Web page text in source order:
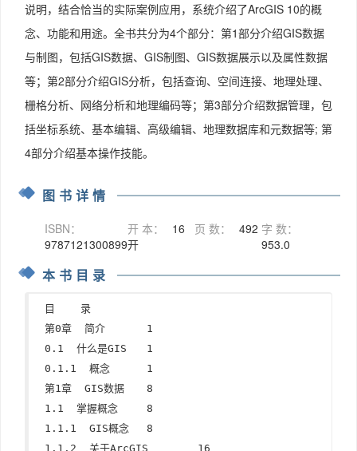
说明，结合恰当的实际案例应用，系统介绍了ArcGIS 10的概
念、功能和用途。全书共分为4个部分：第1部分介绍GIS数据
与制图，包括GIS数据、GIS制图、GIS数据展示以及属性数据
等；第2部分介绍GIS分析，包括查询、空间连接、地理处理、
栅格分析、网络分析和地理编码等；第3部分介绍数据管理，包
括坐标系统、基本编辑、高级编辑、地理数据库和元数据等; 第
4部分介绍基本操作技能。
图书详情
ISBN：
9787121300899
开 本：
16
开
页 数： 492 字 数：
953.0
本书目录
目    录
第0章  简介	1
0.1  什么是GIS	1
0.1.1  概念	1
第1章  GIS数据	8
1.1  掌握概念	8
1.1.1  GIS概念	8
1.1.2  关于ArcGIS	16